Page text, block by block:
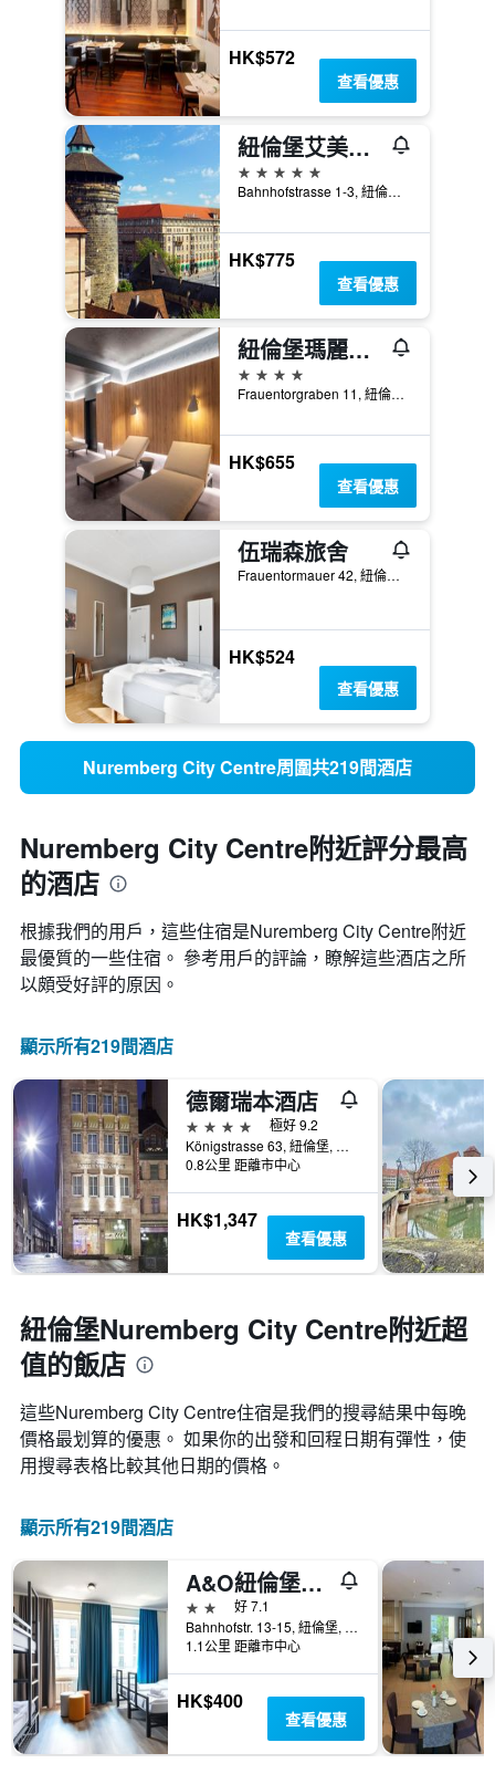
HK$572
查看優惠
紐倫堡艾美大酒店
5星級
Bahnhofstrasse 1-3, 紐倫堡, 巴伐利亞, 德國
HK$775
查看優惠
紐倫堡瑪麗提姆酒店 - 紐倫堡
4星級
Frauentorgraben 11, 紐倫堡, 巴伐利亞, 德國
HK$655
查看優惠
伍瑞森旅舍
Frauentormauer 42, 紐倫堡, 巴伐利亞, 德國
HK$524
查看優惠
Nuremberg City Centre周圍共219間酒店
Nuremberg City Centre附近評分最高
的酒店
根據我們的用戶，這些住宿是Nuremberg City Centre​附近
最優質的一些住宿。 參考用戶的評論，瞭解這些酒店之所
以頗受好評的原因。
顯示所有219間酒店
德爾瑞本酒店
4星級
極好 9.2
Königstrasse 63, 紐倫堡, 巴伐利亞, 德國
0.8公里 距離市中心
HK$1,347
查看優惠
紐倫堡Nuremberg City Centre附近超
值的飯店
這些Nuremberg City Centre​住宿是我們的搜尋結果中每晚
價格最划算的優惠。 如果你的出發和回程日期有彈性，使
用搜尋表格比較其他日期的價格。
顯示所有219間酒店
A&O紐倫堡火車總站酒店
2星級
好 7.1
Bahnhofstr. 13-15, 紐倫堡, 巴伐利亞, 德國
1.1公里 距離市中心
HK$400
查看優惠